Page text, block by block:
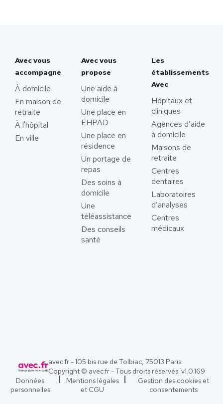
Avec vous
accompagne
À domicile
En maison de
retraite
À l'hôpital
En ville
Avec vous
propose
Une aide à
domicile
Une place en
EHPAD
Une place en
résidence
Un portage de
repas
Des soins à
domicile
Une
téléassistance
Des conseils
santé
Les
établissements
Avec
Hôpitaux et
cliniques
Agences d’aide
à domicile
Maisons de
retraite
Centres
dentaires
Laboratoires
d’analyses
Centres
médicaux
avec.fr - 105 bis rue de Tolbiac, 75013 Paris
Copyright © avec.fr - Tous droits réservés. v1.0.169
Données
personnelles
Mentions légales
et CGU
Gestion des cookies et
consentements